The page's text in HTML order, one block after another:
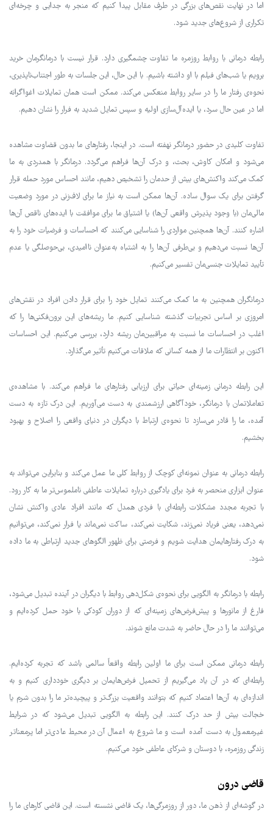
اما در نهایت نقص‌های بزرگی در طرف مقابل پیدا کنیم که منجر به جدایی و چرخه‌ای
تکراری از شروع‌های جدید شود.
رابطه درمانی با روابط روزمره ما تفاوت چشمگیری دارد. قرار نیست با درمانگرمان خرید
برویم یا شب‌های فیلم با او داشته باشیم. با این حال، این جلسات به طور اجتناب‌ناپذیری،
نحوه‌ی رفتار ما را در سایر روابط منعکس می‌کند. ممکن است همان تمایلات اغواگرانه
اما در عین حال سرد، یا ایده‌آل‌سازی اولیه و سپس تمایل شدید به فرار را نشان دهیم.
تفاوت کلیدی در حضور درمانگر نهفته است. در اینجا، رفتارهای ما بدون قضاوت مشاهده
می‌شود و امکان کاوش، بحث، و درک آن‌ها فراهم می‌گردد. درمانگر با همدردی به ما
کمک می‌کند واکنش‌های بیش از حدمان را تشخیص دهیم، مانند احساس مورد حمله قرار
گرفتن برای یک سوال ساده. آن‌ها ممکن است به نیاز ما برای لاف‌زنی در مورد وضعیت
مالی‌مان (با وجود پذیرش واقعی آن‌ها) یا اشتیاق ما برای موافقت با ایده‌های ناقص آن‌ها
اشاره کنند. آن‌ها همچنین مواردی را شناسایی می‌کنند که احساسات و فرضیات خود را به
آن‌ها نسبت می‌دهیم و بی‌طرفی آن‌ها را به اشتباه به‌عنوان ناامیدی، بی‌حوصلگی یا عدم
تأیید تمایلات جنسی‌مان تفسیر می‌کنیم.
درمانگران همچنین به ما کمک می‌کنند تمایل خود را برای قرار دادن افراد در نقش‌های
امروزی بر اساس تجربیات گذشته شناسایی کنیم. ما ریشه‌های این برون‌فکنی‌ها را که
اغلب در احساسات ما نسبت به مراقبین‌مان ریشه دارد، بررسی می‌کنیم. این احساسات
اکنون بر انتظارات ما از همه کسانی که ملاقات می‌کنیم تأثیر می‌گذارد.
این رابطه درمانی زمینه‌ای حیاتی برای ارزیابی رفتارهای ما فراهم می‌کند. با مشاهده‌ی
تعاملاتمان با درمانگر، خودآگاهی ارزشمندی به دست می‌آوریم. این درک تازه به دست
آمده، ما را قادر می‌سازد تا نحوه‌ی ارتباط با دیگران در دنیای واقعی را اصلاح و بهبود
بخشیم.
رابطه درمانی به عنوان نمونه‌ای کوچک از روابط کلی ما عمل می‌کند و بنابراین می‌تواند به
عنوان ابزاری منحصر به فرد برای یادگیری درباره تمایلات عاطفی ناملموس‌تر ما به کار رود.
با تجربه مجدد مشکلات رابطه‌ای با فردی همدل که مانند افراد عادی واکنش نشان
نمی‌دهد، یعنی فریاد نمی‌زند، شکایت نمی‌کند، ساکت نمی‌ماند یا فرار نمی‌کند، می‌توانیم
به درک رفتارهایمان هدایت شویم و فرصتی برای ظهور الگوهای جدید ارتباطی به ما داده
شود.
رابطه با درمانگر به الگویی برای نحوه‌ی شکل‌دهی روابط با دیگران در آینده تبدیل می‌شود،
فارغ از مانورها و پیش‌فرض‌های زمینه‌ای که از دوران کودکی با خود حمل کرده‌ایم و
می‌توانند ما را در حال حاضر به شدت مانع شوند.
رابطه درمانی ممکن است برای ما اولین رابطه واقعاً سالمی باشد که تجربه کرده‌ایم.
رابطه‌ای که در آن یاد می‌گیریم از تحمیل فرض‌هایمان بر دیگری خودداری کنیم و به
اندازه‌ای به آن‌ها اعتماد کنیم که بتوانند واقعیت بزرگ‌تر و پیچیده‌تر ما را بدون شرم یا
خجالت بیش از حد درک کنند. این رابطه به الگویی تبدیل می‌شود که در شرایط
غیرمعمول به دست آمده است و ما شروع به اعمال آن در محیط عادی‌تر اما پرمعنا‌تر
زندگی روزمره، با دوستان و شرکای عاطفی خود می‌کنیم.
قاضی درون
در گوشه‌ای از ذهن ما، دور از روزمرگی‌ها، یک قاضی نشسته است. این قاضی کارهای ما را